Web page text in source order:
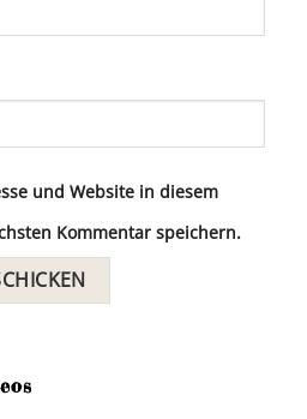
und Website in diesem
Kommentar speichern.